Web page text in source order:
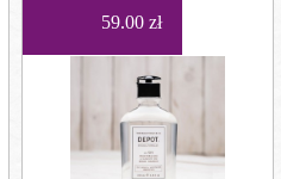
59.00 zł